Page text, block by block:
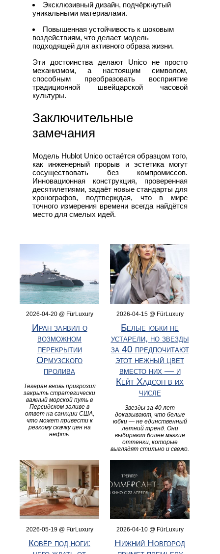
Эксклюзивный дизайн, подчёркнутый
уникальными материалами.
Повышенная устойчивость к шоковым
воздействиям, что делает модель
подходящей для активного образа жизни.
Эти достоинства делают Unico не просто
механизмом, а настоящим символом,
способным преобразовать восприятие
традиционной швейцарской часовой
культуры.
Заключительные
замечания
Модель Hublot Unico остаётся образцом того,
как инженерный прорыв и эстетика могут
сосуществовать без компромиссов.
Инновационная конструкция, проверенная
десятилетиями, задаёт новые стандарты для
хронографов, подтверждая, что в мире
точного измерения времени всегда найдётся
место для смелых идей.
2026-04-20 @ FürLuxury
Иран заявил о
возможном
перекрытии
Ормузского
пролива
Тегеран вновь пригрозил
закрыть стратегически
важный морской путь в
Персидском заливе в
ответ на санкции США,
что может привести к
резкому скачку цен на
нефть.
2026-04-15 @ FürLuxury
Белые юбки не
устарели, но звезды
за 40 предпочитают
этот нежный цвет
вместо них — и
Кейт Хадсон в их
числе
Звезды за 40 лет
доказывают, что белые
юбки — не единственный
летний тренд. Они
выбирают более мягкие
оттенки, которые
выглядят стильно и свежо.
2026-05-19 @ FürLuxury
Ковёр под ноги:
2026-04-10 @ FürLuxury
Нижний Новгород